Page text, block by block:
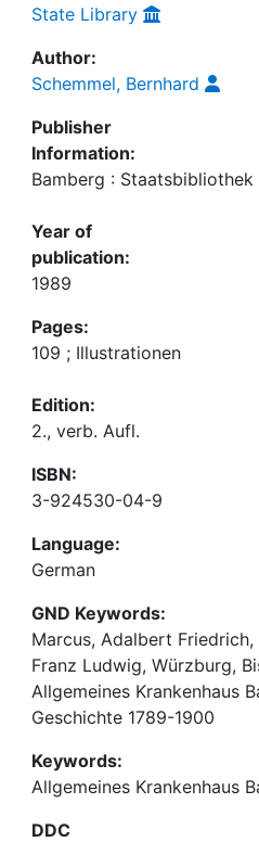
State Library
Author:
Schemmel, Bernhard
Publisher
Information:
Bamberg : Staatsbibliothek
Year of
publication:
1989
Pages:
109 ; Illustrationen
Edition:
2., verb. Aufl.
ISBN:
3-924530-04-9
Language:
German
GND Keywords:
Marcus, Adalbert Friedrich,
Franz Ludwig, Würzburg,
Allgemeines Krankenhaus
Geschichte 1789-1900
Keywords:
Allgemeines Krankenhaus
DDC